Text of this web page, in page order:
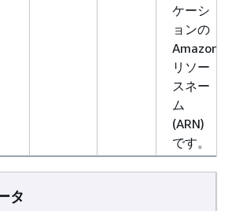
ケーシ
ョンの
Amazon
リソー
スネー
ム
(ARN)
です。
タ